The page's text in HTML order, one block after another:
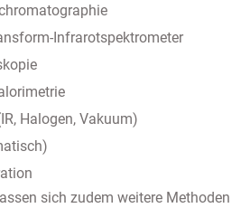
Infrarotspektrometer
Halogen, Vakuum)
sich zudem weitere Methoden